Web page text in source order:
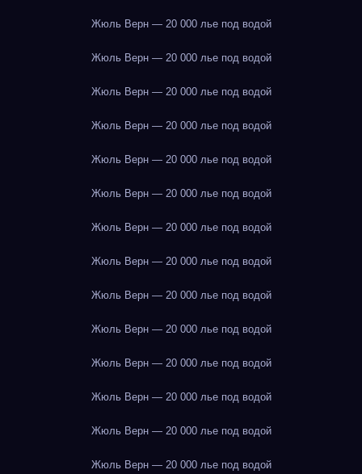
Жюль Верн — 20 000 лье под водой
Жюль Верн — 20 000 лье под водой
Жюль Верн — 20 000 лье под водой
Жюль Верн — 20 000 лье под водой
Жюль Верн — 20 000 лье под водой
Жюль Верн — 20 000 лье под водой
Жюль Верн — 20 000 лье под водой
Жюль Верн — 20 000 лье под водой
Жюль Верн — 20 000 лье под водой
Жюль Верн — 20 000 лье под водой
Жюль Верн — 20 000 лье под водой
Жюль Верн — 20 000 лье под водой
Жюль Верн — 20 000 лье под водой
Жюль Верн — 20 000 лье под водой